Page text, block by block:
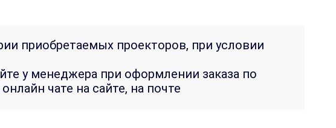
приобретаемых проекторов, при условии
у менеджера при оформлении заказа по
чате на сайте, на почте